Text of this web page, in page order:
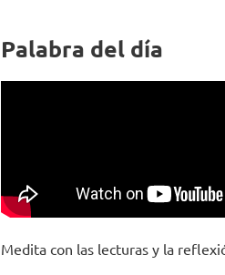
Palabra del día
Medita con las lecturas y la